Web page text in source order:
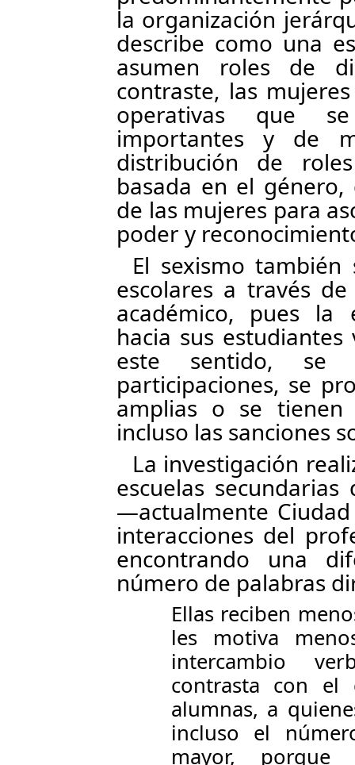
la organización
describe como una
asumen roles de
contraste, las
operativas que
importantes y de
distribución de
basada en el
de las mujeres para
poder y
El sexismo
escolares a través
académico, pues la
hacia sus
este sentido, se
participaciones, se
amplias o se tienen
incluso las sanciones
La investigación
escuelas
—actualmente
interacciones del
encontrando una
número de palabras
Ellas reciben
les motiva
intercambio
contrasta con
alumnas, a
incluso el
mayor,